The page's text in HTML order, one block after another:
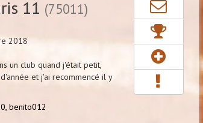
11 (75011)
2018
un club quand j'était petit,
et j'ai recommencé il y
benito012